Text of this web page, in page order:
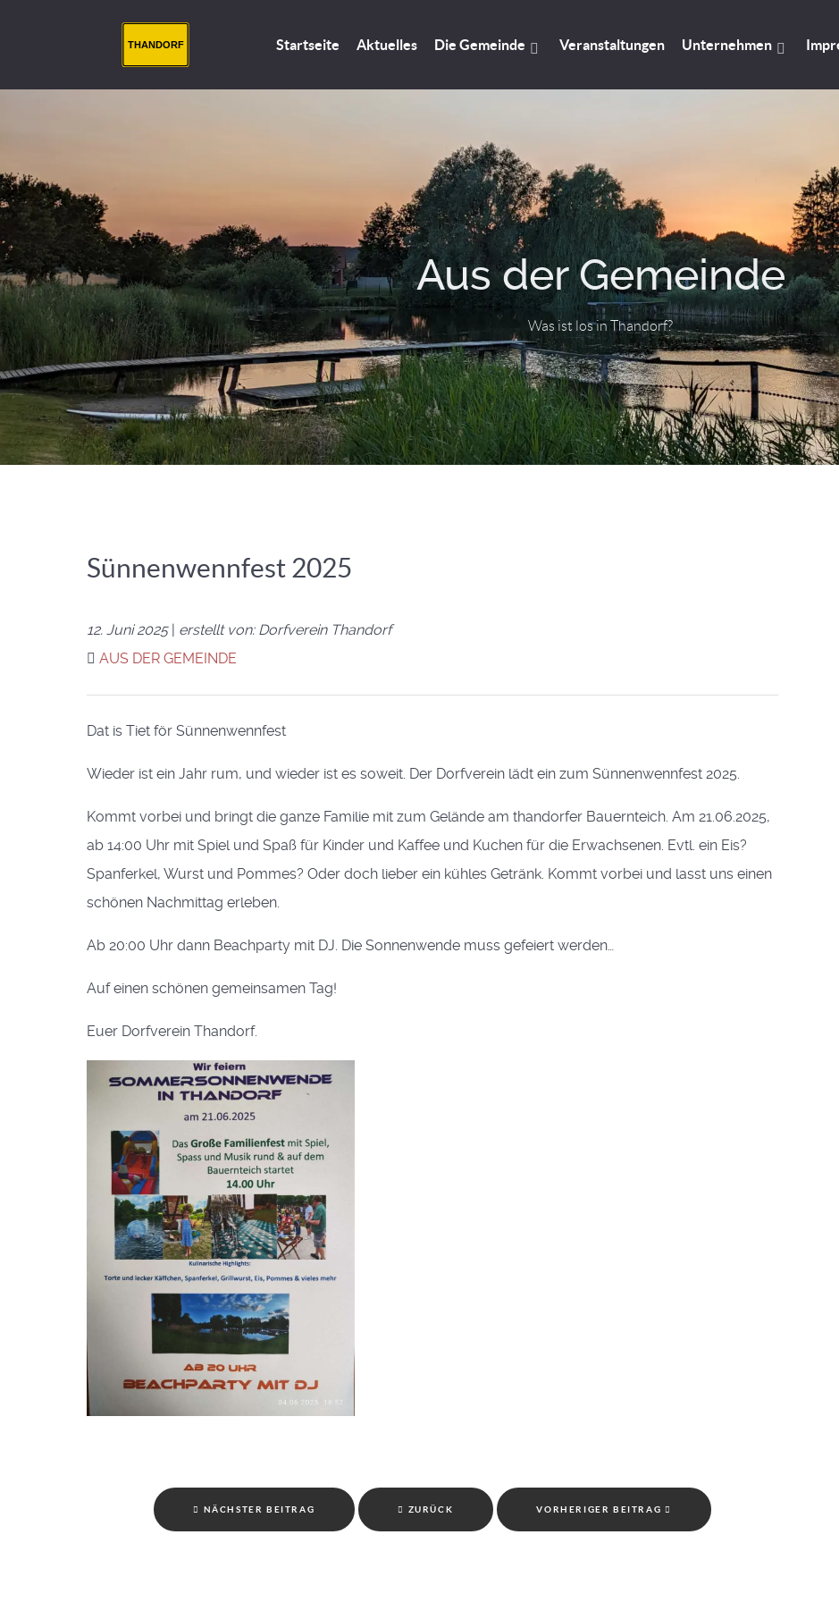
THANDORF Startseite Aktuelles Die Gemeinde Veranstaltungen Unternehmen
Aus der Gemeinde
Was ist los in Thandorf?
Sünnenwennfest 2025
12. Juni 2025 | erstellt von: Dorfverein Thandorf
AUS DER GEMEINDE
Dat is Tiet för Sünnenwennfest
Wieder ist ein Jahr rum, und wieder ist es soweit. Der Dorfverein lädt ein zum Sünnenwennfest 2025.
Kommt vorbei und bringt die ganze Familie mit zum Gelände am thandorfer Bauernteich. Am 21.06.2025,
ab 14:00 Uhr mit Spiel und Spaß für Kinder und Kaffee und Kuchen für die Erwachsenen. Evtl. ein Eis?
Spanferkel, Wurst und Pommes? Oder doch lieber ein kühles Getränk. Kommt vorbei und lasst uns einen
schönen Nachmittag erleben.
Ab 20:00 Uhr dann Beachparty mit DJ. Die Sonnenwende muss gefeiert werden…
Auf einen schönen gemeinsamen Tag!
Euer Dorfverein Thandorf.
NÄCHSTER BEITRAG ZURÜCK VORHERIGER BEITRAG